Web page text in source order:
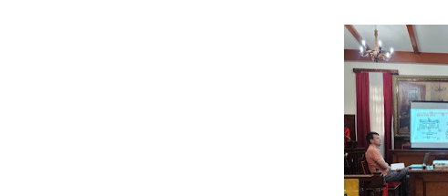
Gobierno bolivariano avanza
Niños merideños aprenden
Hospital universitario muestra
Instituto Nacional de Nutrición
Gobernación de Mérida